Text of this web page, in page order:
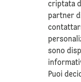
criptata
partner
sono
Puoi